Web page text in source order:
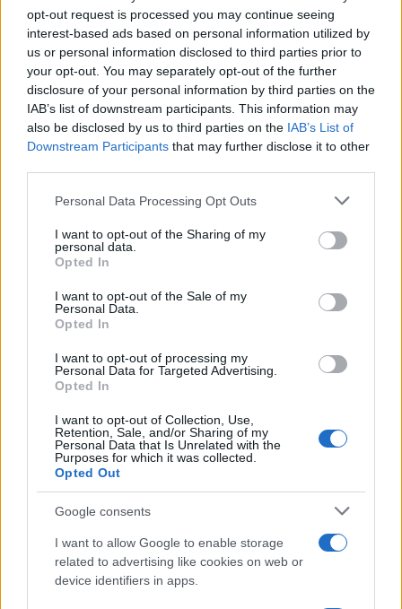
opt-out request is processed you may continue seeing
interest-based ads based on personal information utilized by
us or personal information disclosed to third parties prior to
your opt-out. You may separately opt-out of the further
disclosure of your personal information by third parties on the
IAB’s list of downstream participants. This information may
also be disclosed by us to third parties on the IAB’s List of
Downstream Participants that may further disclose it to other
Please note that this website/app uses one or more Google
not limited to your visit or usage behaviour. You may click to
grant or deny consent to Google and its third-party tags to
use your data for below specified purposes in below Google
consent section.
Personal Data Processing Opt Outs
I want to opt-out of the Sharing of my
personal data.
Opted In
I want to opt-out of the Sale of my
Personal Data.
Opted In
I want to opt-out of processing my
Personal Data for Targeted Advertising.
Opted In
I want to opt-out of Collection, Use,
Retention, Sale, and/or Sharing of my
Personal Data that Is Unrelated with the
Purposes for which it was collected.
Opted Out
Google consents
I want to allow Google to enable storage
related to advertising like cookies on web or
device identifiers in apps.
A lézerfegyver nem egy lövéssel pusztítja el
összpontosít a drón szárnyára vagy törzsére,
amíg az le nem zuhan. Az elfogás költsége
csupán néhány dollár (!), amely mindössze a
lézerhez szükséges áramra korlátozódik.
Ezzel szemben az
elfogó rakéták
használata akár több százezer
dollárba kerülhet bevetésenként.